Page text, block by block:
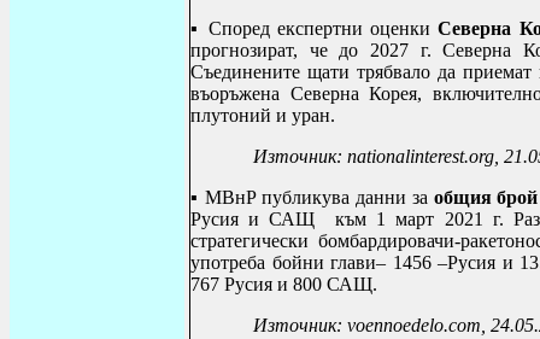
▪ Според експертни оценкиСеверна
прогнозират, че до 2027 г. Северна
Съединените щати трябвало да приемат
въоръжена Северна Корея,
плутоний и уран.
Източник: nationalinterest.org,
▪ МВнРпубликува данни за общия брой
Русия и САЩ към 1 март 2021 г.
стратегически бомбардировачи-
употреба бойни глави– 1456 –Русия и
767 Русия и 800 САЩ.
Източник: voennoedelo.com ,